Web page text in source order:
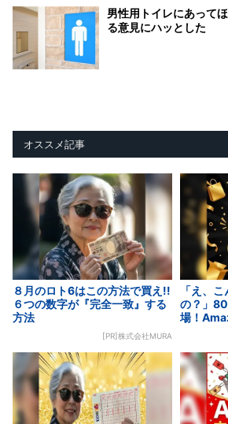
男性用トイレにあって
る意見にハッとした
オススメ記事
８月のロト6はこの方法で買え!!
６つの数字が『完全一致』する
方法
[PR]株式会社MURA
「え、
の？」
場！